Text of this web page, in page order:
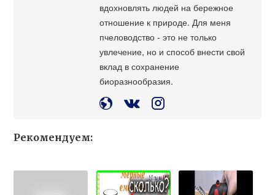
вдохновлять людей на бережное
отношение к природе. Для меня
пчеловодство - это не только
увлечение, но и способ внести свой
вклад в сохранение
биоразнообразия.
Рекомендуем: